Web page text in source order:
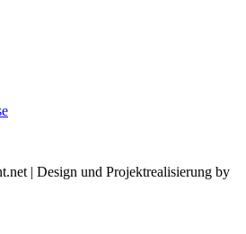
| Design und Projektrealisierung by